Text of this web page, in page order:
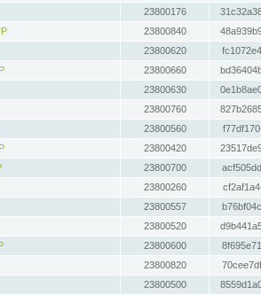
23800176
23800840
23800620
23800660
23800630
23800760
23800560
23800420
23800700
23800260
23800557
23800520
23800600
23800820
23800500